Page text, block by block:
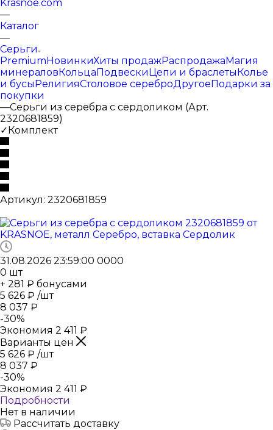
Krasnoe.com
—
Каталог
—
Серьги
PremiumНовинкиХиты продажРаспродажаМагия
минераловКольцаПодвескиЦепи и браслетыКолье
и бусыРелигияСтоловое сереброДругоеПодарки за
покупки
—Серьги из серебра с сердоликом (Арт.
2320681859)
✓Комплект
Артикул: 2320681859
31.08.2026 23:59:00 0000
0 шт
+ 281 ₽ бонусами
5 626 ₽ /шт
8 037 ₽
-30%
Экономия 2 411 ₽
Варианты цен
5 626 ₽ /шт
8 037 ₽
-30%
Экономия 2 411 ₽
Подробности
Нет в наличии
Рассчитать доставку